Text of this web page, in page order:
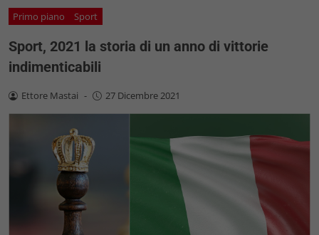
Primo piano Sport
Sport, 2021 la storia di un anno di vittorie
indimenticabili
Ettore Mastai - 27 Dicembre 2021